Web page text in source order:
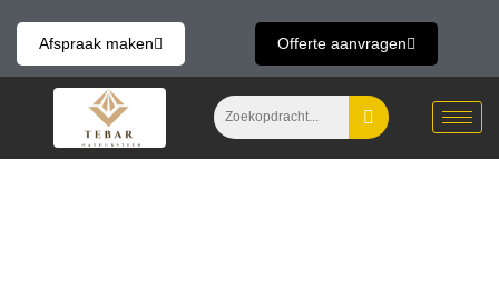
content
Afspraak maken Offerte aanvragen